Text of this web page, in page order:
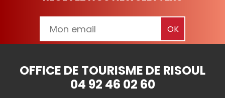
OFFICE DE TOURISME DE RISOUL
04 92 46 02 60